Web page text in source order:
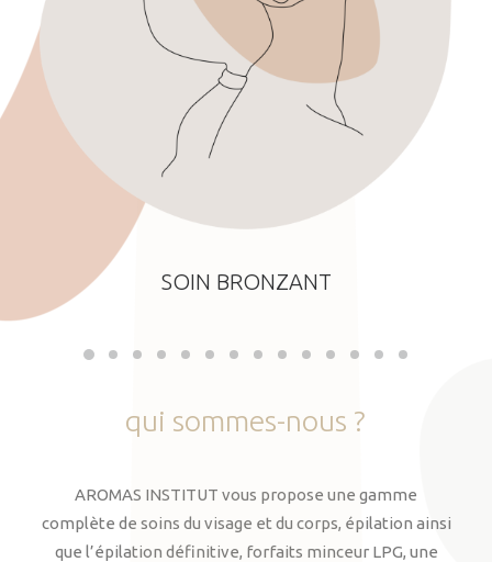
SOIN BRONZANT
qui sommes-nous ?
AROMAS INSTITUT vous propose une gamme
complète de soins du visage et du corps, épilation ainsi
que l’épilation définitive, forfaits minceur LPG, une